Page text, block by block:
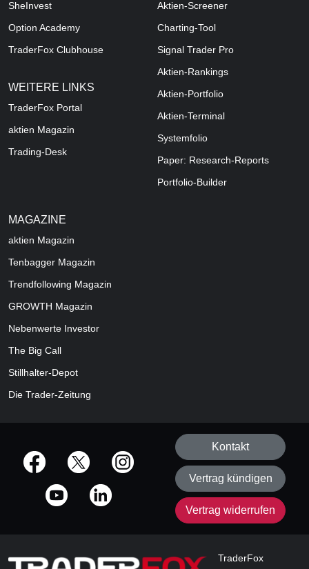
SheInvest
Option Academy
TraderFox Clubhouse
WEITERE LINKS
TraderFox Portal
aktien Magazin
Trading-Desk
Aktien-Screener
Charting-Tool
Signal Trader Pro
Aktien-Rankings
Aktien-Portfolio
Aktien-Terminal
Systemfolio
Paper: Research-Reports
Portfolio-Builder
MAGAZINE
aktien Magazin
Tenbagger Magazin
Trendfollowing Magazin
GROWTH Magazin
Nebenwerte Investor
The Big Call
Stillhalter-Depot
Die Trader-Zeitung
offizielle Social Media-Accounts
Kontakt
Vertrag kündigen
Vertrag widerrufen
TraderFox